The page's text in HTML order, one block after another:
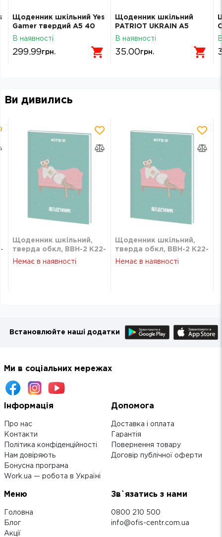
Щоденник шкільний Yes
Gamer твердий A5 40
аркушів 911715
В наявності
299.99грн.
Щоденник шкільний
PATRIOT UKRAIN А5
скоба Zibi SMART Line
В наявності
35.00грн.
Ви дивились
Щоденник шкільний,
тверда обкл, BBH-2 K22-
262-11
Немає в наявності
Щоденник шкільний,
тверда обкл, BBH-2 K22-
262-11
Немає в наявності
Встановлюйте наші додатки
Ми в соціальних мережах
Інформація
Про нас
Контакти
Політика конфіденційності
Нам довіряють
Бонусна програма
Work.ua — робота в Україні
Допомога
Доставка і оплата
Гарантія
Повернення товару
Договір публічної оферти
Меню
Головна
Блог
Акції
Зв`язатись з нами
0800 210 500
info@ofis-centr.com.ua